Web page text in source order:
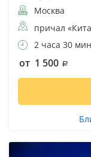
Москва
причал
2 часа 30
от 1 500